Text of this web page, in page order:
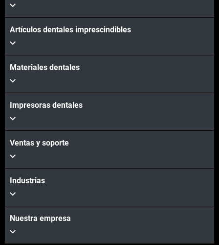
Artículos dentales imprescindibles
Materiales dentales
Impresoras dentales
Ventas y soporte
Industrias
Nuestra empresa